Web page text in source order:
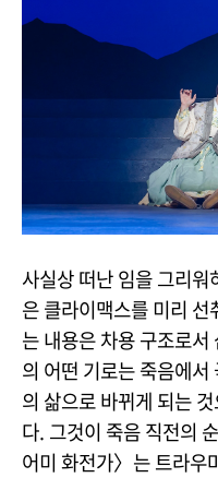
사실상 떠난 임을 그리
은 클라이맥스를 미리
는 내용은 차용 구조로
의 어떤 기로는 죽음에
의 삶으로 바뀌게 되는
다. 그것이 죽음 직전의
어미 화전가〉는 트라우